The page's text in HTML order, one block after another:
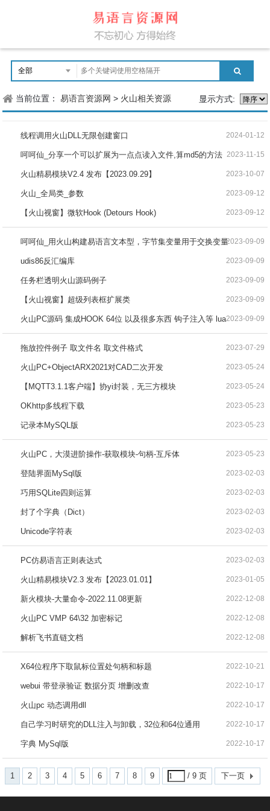
当前位置：易语言资源网 > 火山相关资源 显示方式:
线程调用火山DLL无限创建窗口 2024-01-12
呵呵仙_分享一个可以扩展为一点点读入文件,算md5的方法 2023-11-15
火山精易模块V2.4 发布【2023.09.29】 2023-10-07
火山_全局类_参数 2023-09-12
【火山视窗】微软Hook (Detours Hook) 2023-09-12
呵呵仙_用火山构建易语言文本型，字节集变量用于交换变量2023-09-09
udis86反汇编库 2023-09-09
任务栏透明火山源码例子 2023-09-09
【火山视窗】超级列表框扩展类 2023-09-09
火山PC源码 集成HOOK 64位 以及很多东西 钩子注入等 lua2023-09-09
拖放控件例子 取文件名 取文件格式 2023-07-29
火山PC+ObjectARX2021对CAD二次开发 2023-05-24
【MQTT3.1.1客户端】协yi封装，无三方模块 2023-05-24
OKhttp多线程下载 2023-05-23
记录本MySQL版 2023-05-23
火山PC，大漠进阶操作-获取模块-句柄-互斥体 2023-05-23
登陆界面MySql版 2023-02-03
巧用SQLite四则运算 2023-02-03
封了个字典（Dict） 2023-02-03
Unicode字符表 2023-02-03
PC仿易语言正则表达式 2023-02-03
火山精易模块V2.3 发布【2023.01.01】 2023-01-05
新火模块-大量命令-2022.11.08更新 2022-12-08
火山PC VMP 64\32 加密标记 2022-12-08
解析飞书直链文档 2022-12-08
X64位程序下取鼠标位置处句柄和标题 2022-10-21
webui 带登录验证 数据分页 增删改查 2022-10-17
火山pc 动态调用dll 2022-10-17
自己学习时研究的DLL注入与卸载，32位和64位通用 2022-10-17
字典 MySql版 2022-10-17
1 2 3 4 5 6 7 8 9 / 9 页 下一页